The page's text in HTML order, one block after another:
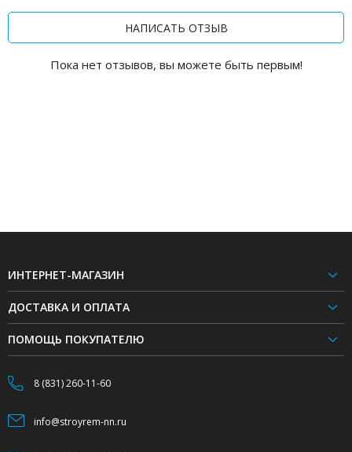
НАПИСАТЬ ОТЗЫВ
Пока нет отзывов, вы можете быть первым!
ИНТЕРНЕТ-МАГАЗИН
ДОСТАВКА И ОПЛАТА
ПОМОЩЬ ПОКУПАТЕЛЮ
8 (831) 260-11-60
info@stroyrem-nn.ru